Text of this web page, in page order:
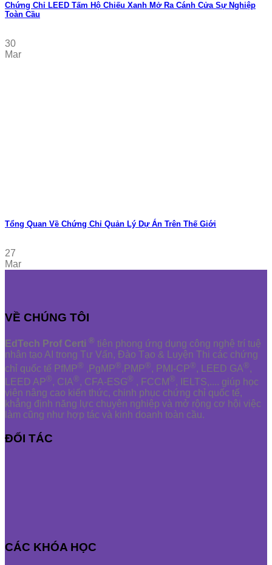
Chứng Chỉ LEED Tấm Hộ Chiếu Xanh Mở Ra Cánh Cửa Sự Nghiệp
Toàn Cầu
30
Mar
Tổng Quan Về Chứng Chỉ Quản Lý Dự Án Trên Thế Giới
27
Mar
VỀ CHÚNG TÔI
EdTech Prof Certi ® tiên phong ứng dụng công nghệ trí tuệ
nhân tạo AI trong Tư Vấn, Đào Tạo & Luyện Thi các chứng
chỉ quốc tế PfMP® ,PgMP®,PMP®, PMI-CP®, LEED GA®,
LEED AP®, CIA®, CFA-ESG® , FCCM®, IELTS,.... giúp học
viên nâng cao kiến thức, chinh phục chứng chỉ quốc tế,
khẳng định năng lực chuyên nghiệp và mở rộng cơ hội việc
làm cũng như hợp tác và kinh doanh toàn cầu.
ĐỐI TÁC
CÁC KHÓA HỌC